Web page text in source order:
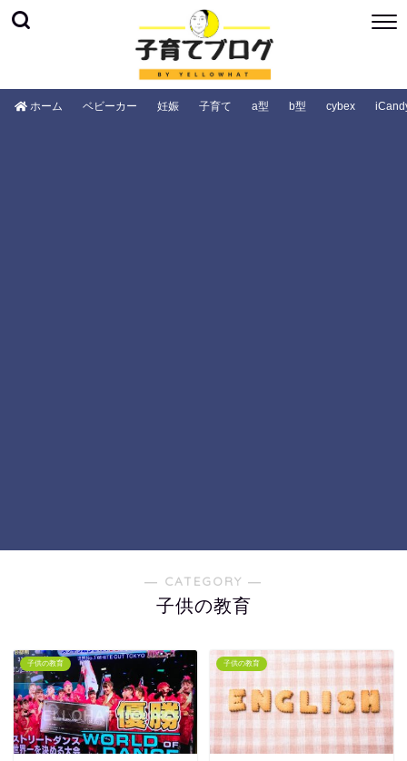
ホーム ベビーカー 妊娠 子育て a型 b型 cybex
― CATEGORY ―
子供の教育
子供の教育 子供の教育